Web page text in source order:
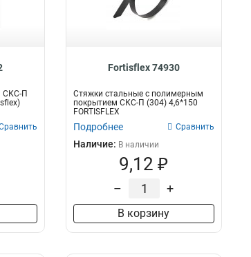
СКС-П
Fortisflex 74930
Стяжки стальные с полимерным
покрытием СКС-П (304) 4,6*150
FORTISFLEX
Подробнее Сравнить
Наличие: В наличии
9,12 ₽
– +
В корзину